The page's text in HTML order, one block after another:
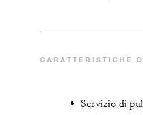
CARATTERISTICHE
Servizio di